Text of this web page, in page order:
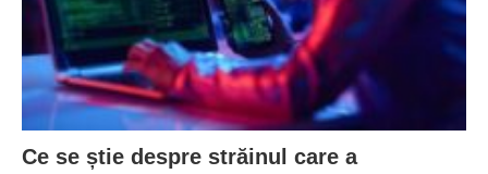
Ce se știe despre străinul care a